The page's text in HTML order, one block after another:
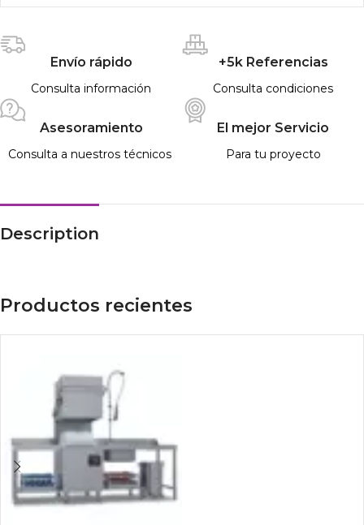
Envío rápido
Consulta información
+5k Referencias
Consulta condiciones
Asesoramiento
Consulta a nuestros técnicos
El mejor Servicio
Para tu proyecto
Description
Productos recientes